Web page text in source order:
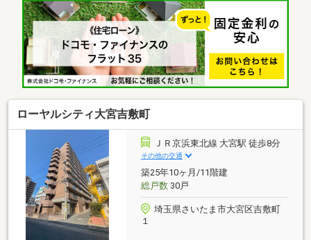
に管理されております♪☆頭金０円での購入可能で
す。☆無料にて資金の見える可「生涯FPサービス」実
施中☆無料にてお引渡しの翌週から1年間の「設備保
証（上限10万円）」対応。☆嬉しい優待特典「Club
Offプレミアム」サービス。☆お引越しから購入後の
メンテナンスまで全てお任せ下さい。
ローヤルシティ大宮吉敷町
ＪＲ京浜東北線 大宮駅 徒歩8分
その他の交通
築25年10ヶ月/11階建
総戸数30戸
埼玉県さいたま市大宮区吉敷町
１